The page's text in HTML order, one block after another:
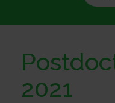
Inicio
Sobre
2021